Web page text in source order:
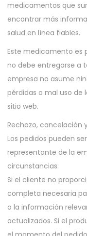
medicamentos que
encontrar más
salud en línea fiables.
Este medicamento es
no debe entregarse a
empresa no asume
pérdidas o mal uso de
sitio web.
Rechazo, cancelación
Los pedidos pueden
representante de la
circunstancias:
Si el cliente no
completa necesaria
o la información
actualizados. Si el